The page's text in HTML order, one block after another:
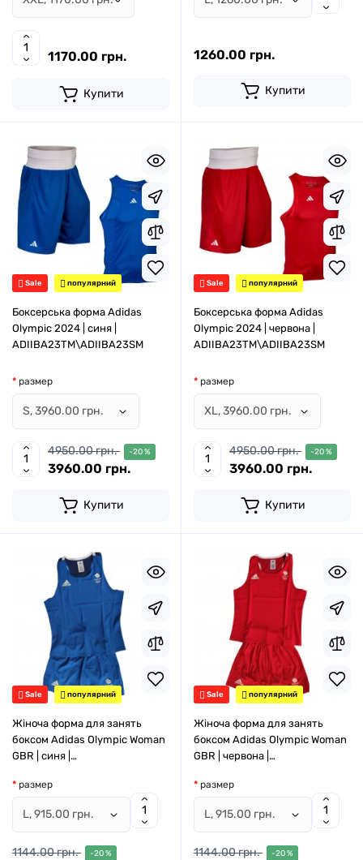
1170.00 грн.
Купити
1260.00 грн.
Купити
Sale популярний
Боксерська форма Adidas
Olympic 2024 | синя |
ADIIBA23TM\ADIIBA23SM
размер
4950.00 грн. -20 %
3960.00 грн.
Купити
Sale популярний
Боксерська форма Adidas
Olympic 2024 | червона |
ADIIBA23TM\ADIIBA23SM
размер
4950.00 грн. -20 %
3960.00 грн.
Купити
Sale популярний
Жіноча форма для занять
боксом Adidas Olympic Woman
GBR | синя |
размер
1144.00 грн. -20 %
Sale популярний
Жіноча форма для занять
боксом Adidas Olympic Woman
GBR | червона |
размер
1144.00 грн. -20 %